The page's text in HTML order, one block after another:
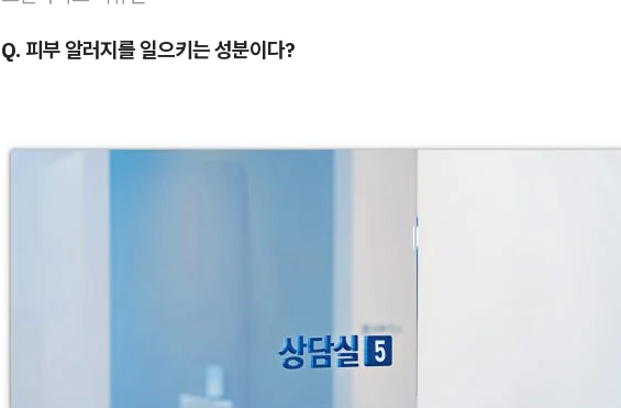
Q. 피부 알러지를 일으키는 성분이다?